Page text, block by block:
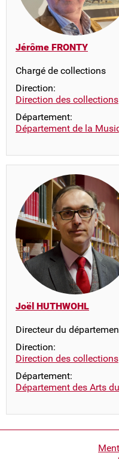
Jérôme FRONTY
Chargé de collections
Direction:
Direction des collections
Département:
Département de la
Joël HUTHWOHL
Directeur du
Direction:
Direction des collections
Département:
Département des Arts